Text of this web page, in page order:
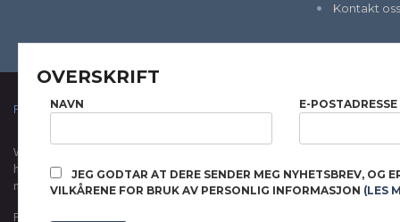
Kontakt oss
FRAKT KJØPSBETINGELSER SIKKERHET OG PERSONVERN
Vår nettbutikk bruker cookies slik at du får en bedre kjøpsopplevelse og vi kan
hovedsaklig til å lagre innloggingsdetaljer og huske hva du har puttet i
normalt om du godtar dette.Les merellerendre innstillinger for cookies.
Powered by
OVERSKRIFT
NAVN E-POSTADRESSE
JEG GODTAR AT DERE SENDER MEG NYHETSBREV, OG
VILKÅRENE FOR BRUK AV PERSONLIG INFORMASJON (LES